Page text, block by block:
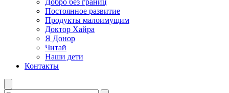
Добро без границ
Постоянное развитие
Продукты малоимущим
Доктор Хайра
Я Донор
Читай
Наши дети
Контакты